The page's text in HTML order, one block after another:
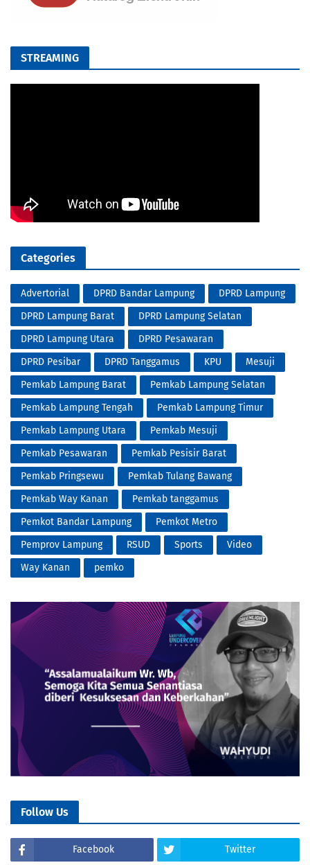
STREAMING
Categories
Advertorial DPRD Bandar Lampung
DPRD Lampung
DPRD Lampung Barat
DPRD Lampung Selatan
DPRD Lampung Utara
DPRD Pesawaran
DPRD Pesibar
DPRD Tanggamus KPU
Mesuji
Pemkab Lampung Barat
Pemkab Lampung Selatan
Pemkab Lampung Tengah
Pemkab Lampung Timur
Pemkab Lampung Utara
Pemkab Mesuji
Pemkab Pesawaran
Pemkab Pesisir Barat
Pemkab Pringsewu
Pemkab Tulang Bawang
Pemkab Way Kanan
Pemkab tanggamus
Pemkot Bandar Lampung
Pemkot Metro
Pemprov Lampung
RSUD Sports
Video
Way Kanan
pemko
Follow Us
Facebook Twitter